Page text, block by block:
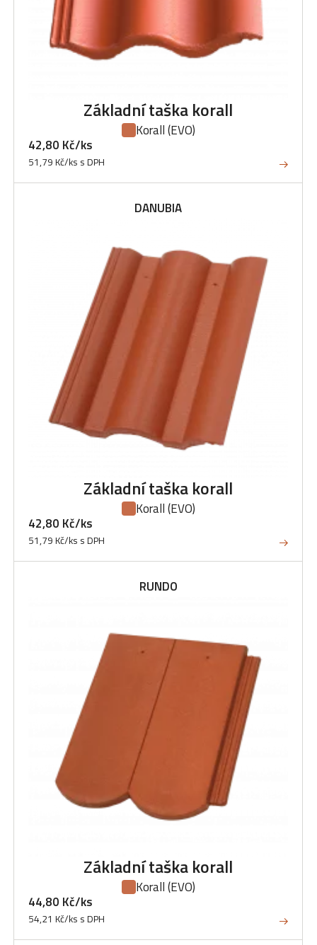
Základní taška korall
Korall(EVO)
42,80 Kč/ks
51,79 Kč/ks s DPH
DANUBIA
Základní taška korall
Korall(EVO)
42,80 Kč/ks
51,79 Kč/ks s DPH
RUNDO
Základní taška korall
Korall(EVO)
44,80 Kč/ks
54,21 Kč/ks s DPH